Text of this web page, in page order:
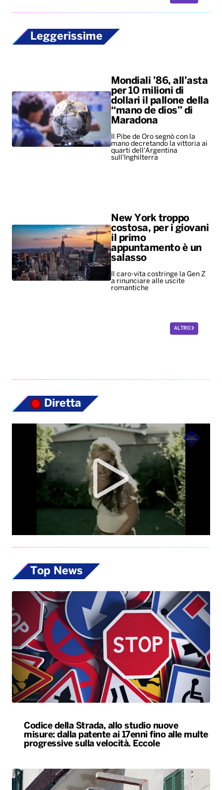
Leggerissime
Mondiali ’86, all’asta
per 10 milioni di
dollari il pallone della
“mano de dios” di
Maradona
Il Pibe de Oro segnò con la
mano decretando la vittoria ai
quarti dell'Argentina
sull'Inghilterra
New York troppo
costosa, per i giovani
il primo
appuntamento è un
salasso
Il caro-vita costringe la Gen Z
a rinunciare alle uscite
romantiche
ALTRO
Diretta
Top News
Codice della Strada, allo studio nuove
misure: dalla patente ai 17enni fino alle multe
progressive sulla velocità. Eccole